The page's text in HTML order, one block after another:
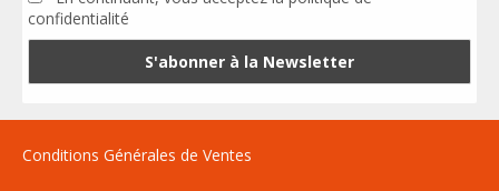
confidentialité
Conditions Générales de Ventes